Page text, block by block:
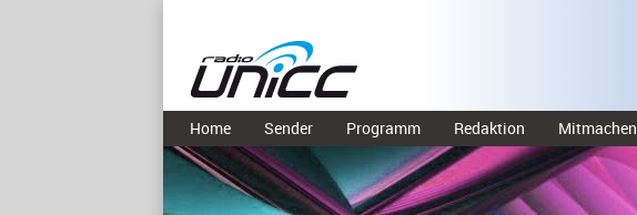
Home Sender Programm Redaktion Mitmachen